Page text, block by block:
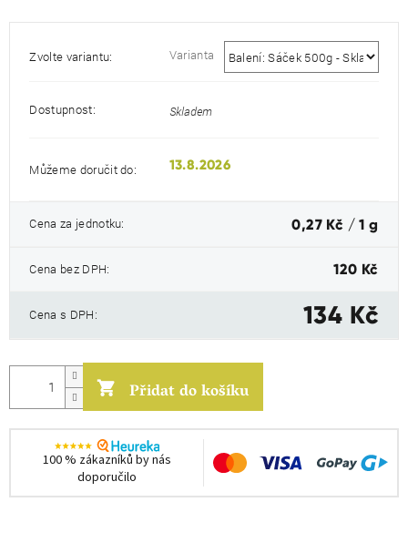
Zvolte variantu: Varianta
Dostupnost: Skladem
Můžeme doručit do: 13.8.2026
Cena za jednotku:
Měrná
0,27 Kč / 1 g
Cena bez DPH: 120 Kč
Cena s DPH: 134 Kč
Přidat do košíku
100 % zákazníků by nás
doporučilo